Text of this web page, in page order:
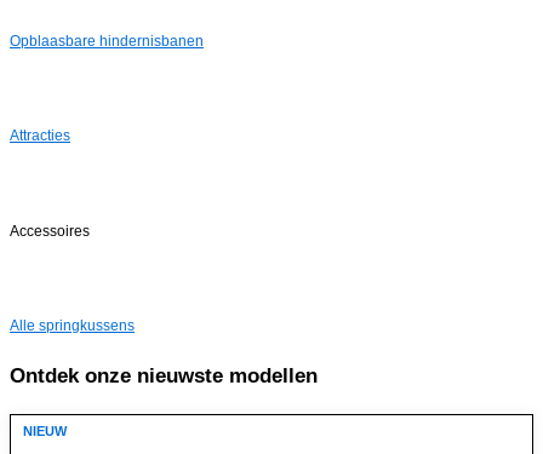
Opblaasbare hindernisbanen
Attracties
Accessoires
Alle springkussens
Ontdek onze nieuwste modellen
NIEUW